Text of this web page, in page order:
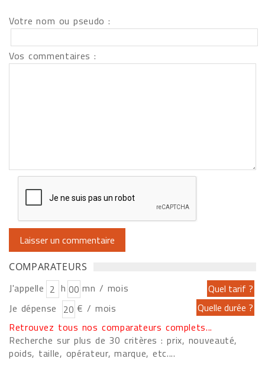
Votre nom ou pseudo :
Vos commentaires :
COMPARATEURS
J'appelle h
mn / mois
Je dépense
€ / mois
Retrouvez tous nos comparateurs complets...
Recherche sur plus de 30 critères : prix, nouveauté,
poids, taille, opérateur, marque, etc....